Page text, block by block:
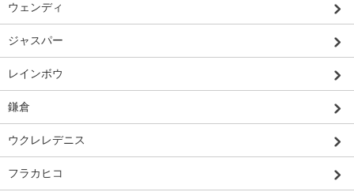
ウェンディ
ジャスパー
レインボウ
鎌倉
ウクレレデニス
フラカヒコ